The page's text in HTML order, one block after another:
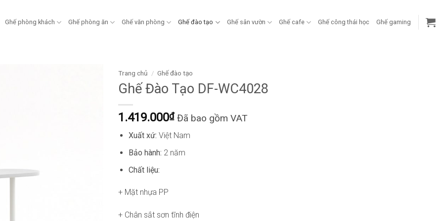
Ghế phòng khách Ghế phòng ăn Ghế văn phòng Ghế đào tạo Ghế sân vườn Ghế cafe Ghế công thái học Ghế gaming
Trang chủ / Ghế đào tạo
Ghế Đào Tạo DF-WC4028
1.419.000₫ Đã bao gồm VAT
Xuất xứ: Việt Nam
Bảo hành: 2 năm
Chất liệu:
+ Mặt nhựa PP
+ Chân sắt sơn tĩnh điện